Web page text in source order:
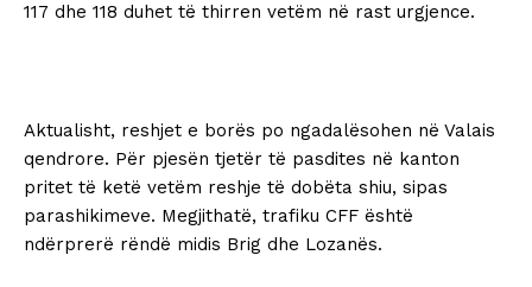
117 dhe 118 duhet të thirren vetëm në rast urgjence.
Aktualisht, reshjet e borës po ngadalësohen në Valais
qendrore. Për pjesën tjetër të pasdites në kanton
pritet të ketë vetëm reshje të dobëta shiu, sipas
parashikimeve. Megjithatë, trafiku CFF është
ndërprerë rëndë midis Brig dhe Lozanës.